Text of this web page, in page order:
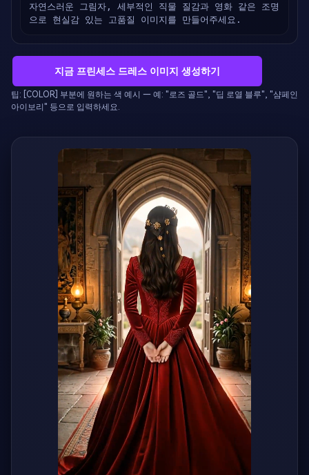
자연스러운 그림자, 세부적인 직물 질감과 영화 같은 조명
으로 현실감 있는 고품질 이미지를 만들어주세요.
지금 프린세스 드레스 이미지 생성하기
팁: [COLOR] 부분에 원하는 색 예시 — 예: "로즈 골드", "딥 로열 블루", "샴페인
아이보리" 등으로 입력하세요.